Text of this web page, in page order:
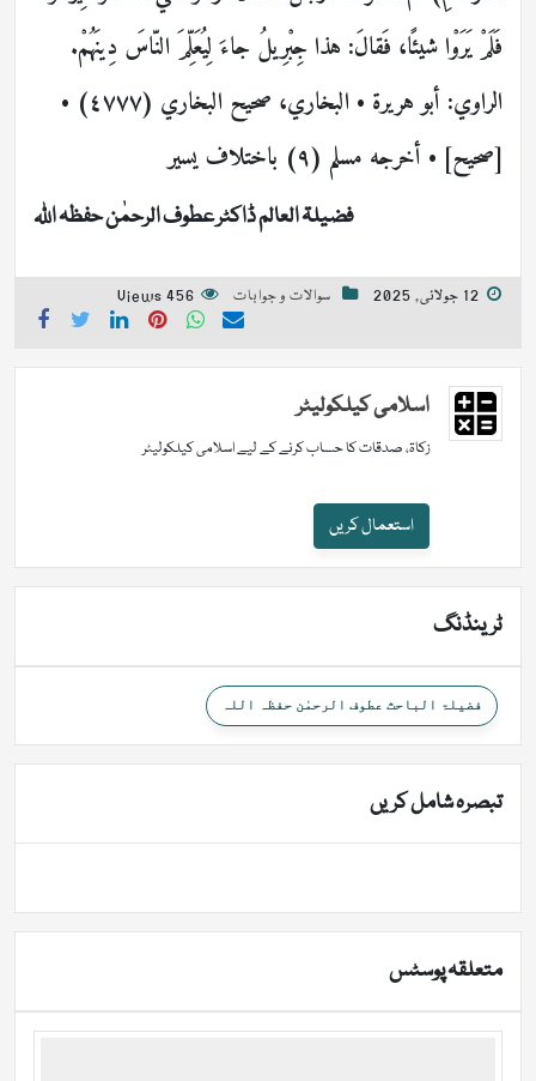
فَلَمْ يَرَوْا شيئًا، فَقالَ: هذا جِبْرِيلُ جاءَ لِيُعَلِّمَ النّاسَ دِينَهُمْ.
الراوي: أبو هريرة • البخاري، صحيح البخاري (٤٧٧٧) •
[صحيح] • أخرجه مسلم (٩) باختلاف يسير
فضیلۃ العالم ڈاکٹر عطوف الرحمٰن حفظہ اللہ
12 جولائی, 2025 سوالات و جوابات 456 Views
اسلامی کیلکولیٹر
زکاۃ، صدقات کا حساب کرنے کے لیے اسلامی کیلکولیٹر
استعمال کریں
ٹرینڈنگ
فضیلۃ الباحث عطوف الرحمٰن حفظہ اللہ
تبصرہ شامل کریں
متعلقہ پوسٹس